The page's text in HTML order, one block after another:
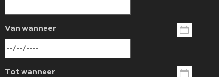
Van wanneer
Tot wanneer